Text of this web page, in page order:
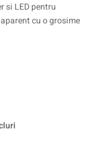
si LED pentru
cu o grosime